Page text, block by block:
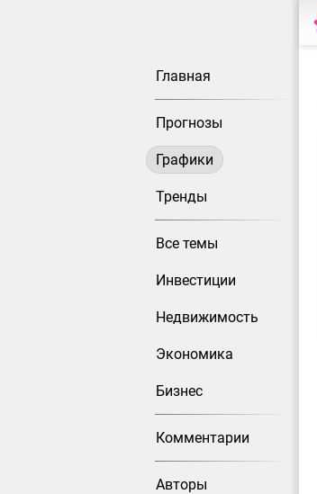
Главная
Прогнозы
Графики
Тренды
Все темы
Инвестиции
Недвижимость
Экономика
Бизнес
Комментарии
Авторы